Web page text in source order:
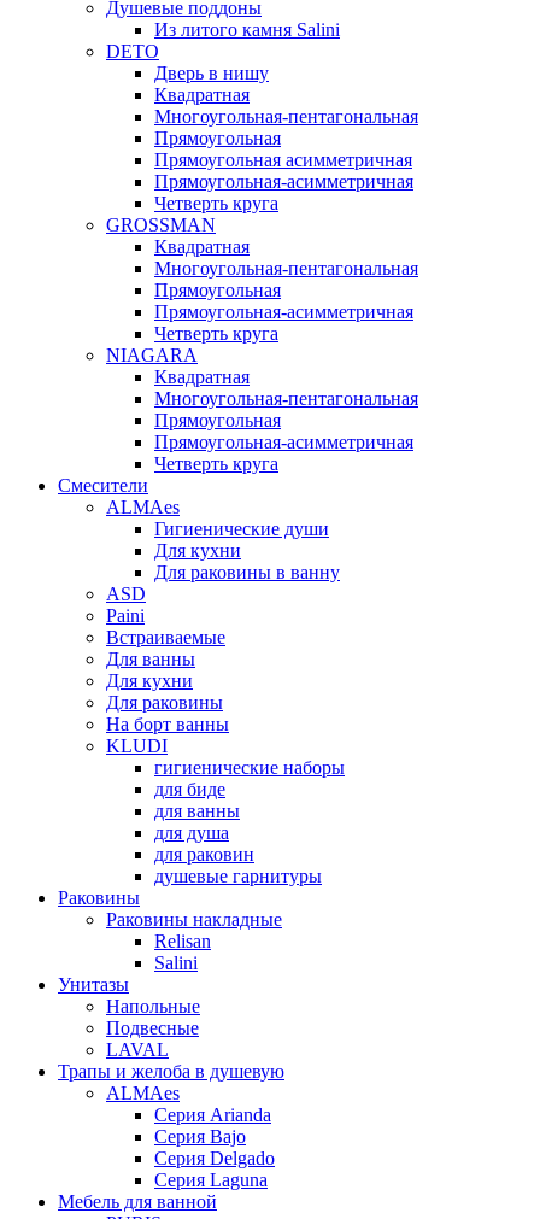
Душевые поддоны
Из литого камня Salini
DETO
Дверь в нишу
Квадратная
Многоугольная-пентагональная
Прямоугольная
Прямоугольная асимметричная
Прямоугольная-асимметричная
Четверть круга
GROSSMAN
Квадратная
Многоугольная-пентагональная
Прямоугольная
Прямоугольная-асимметричная
Четверть круга
NIAGARA
Квадратная
Многоугольная-пентагональная
Прямоугольная
Прямоугольная-асимметричная
Четверть круга
Смесители
ALMAes
Гигиенические души
Для кухни
Для раковины в ванну
ASD
Paini
Встраиваемые
Для ванны
Для кухни
Для раковины
На борт ванны
KLUDI
гигиенические наборы
для биде
для ванны
для душа
для раковин
душевые гарнитуры
Раковины
Раковины накладные
Relisan
Salini
Унитазы
Напольные
Подвесные
LAVAL
Трапы и желоба в душевую
ALMAes
Серия Arianda
Серия Bajo
Серия Delgado
Серия Laguna
Мебель для ванной